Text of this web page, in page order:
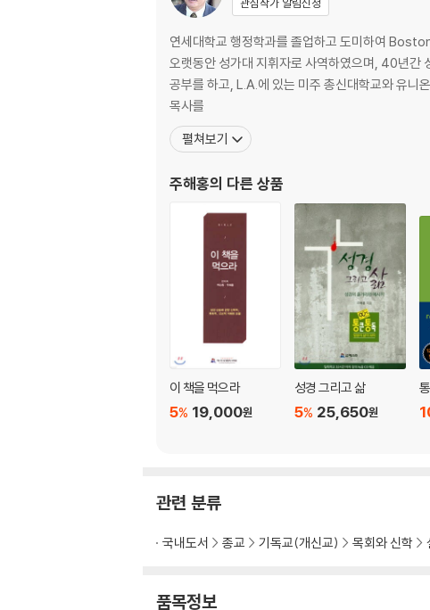
연세대학교 행정학과를 졸업하고 도미하여
오랫동안 성가대 지휘자로 사역하였으며, 40년
공부를 하고, L.A.에 있는 미주 총신대학교와 유
목사를
펼쳐보기
주해홍의 다른 상품
이 책을 먹으라
19,000원
5%
성경 그리고 삶
25,650원
5%
관련 분류
국내도서 종교 기독교(개신교) 목회와 신학
품목정보